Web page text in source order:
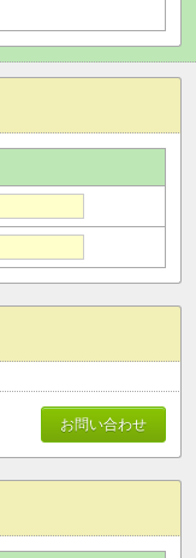
お問い合わせ